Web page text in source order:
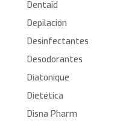
Dentaid
Depilación
Desinfectantes
Desodorantes
Diatonique
Dietética
Disna Pharm